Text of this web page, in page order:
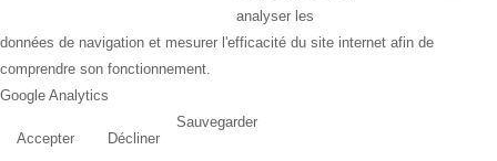
analyser les
données de navigation et mesurer l'efficacité du site internet afin de
comprendre son fonctionnement.
Google Analytics
Accepter Décliner
Sauvegarder